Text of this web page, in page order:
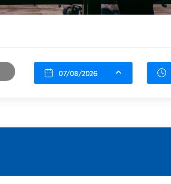
07/08/2026